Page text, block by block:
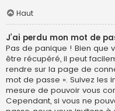
Haut
J’ai perdu mon mot de
Pas de panique ! Bien que
être récupéré, il peut
rendre sur la page de
mot de passe ». Suivez les
mesure de pouvoir vous
Cependant, si vous ne